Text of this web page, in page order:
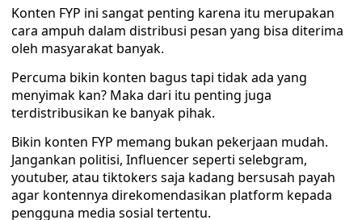
Konten FYP ini sangat penting karena itu merupakan
cara ampuh dalam distribusi pesan yang bisa diterima
oleh masyarakat banyak.
Percuma bikin konten bagus tapi tidak ada yang
menyimak kan? Maka dari itu penting juga
terdistribusikan ke banyak pihak.
Bikin konten FYP memang bukan pekerjaan mudah.
Jangankan politisi, Influencer seperti selebgram,
youtuber, atau tiktokers saja kadang bersusah payah
agar kontennya direkomendasikan platform kepada
pengguna media sosial tertentu.